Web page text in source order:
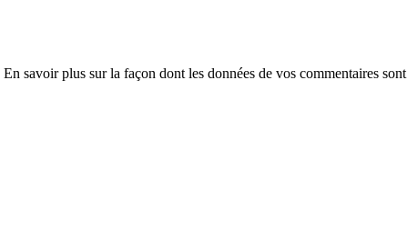
En savoir plus sur la façon dont les données de vos commentaires sont